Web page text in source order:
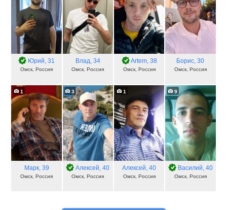
Юрий, 31
Омск, Россия
Влад, 34
Омск, Россия
Artem, 38
Омск, Россия
Борис, 30
Омск, Россия
1
Марк, 39
Омск, Россия
3
Алексей, 40
Омск, Россия
1
Алексей, 40
Омск, Россия
9
Василий, 40
Омск, Россия